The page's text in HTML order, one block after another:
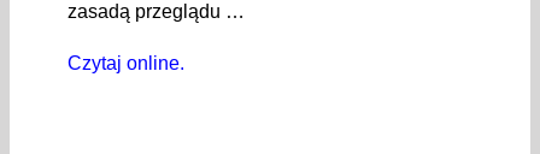
zasadą przeglądu …
Czytaj online.